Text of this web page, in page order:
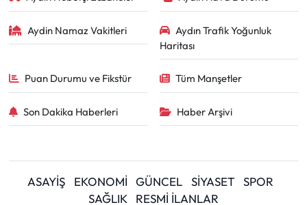
Aydin Namaz Vakitleri
Aydın Trafik Yoğunluk
Haritası
Puan Durumu ve Fikstür Tüm Manşetler
Son Dakika Haberleri Haber Arşivi
ASAYİŞ EKONOMİ GÜNCEL SİYASET
SPOR
SAĞLIK
RESMİ İLANLAR